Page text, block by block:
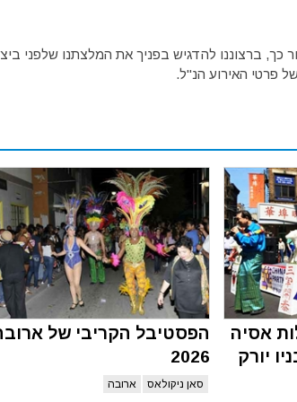
ברצוננו להדגיש בפניך את המלצתנו שלפני
פרטי האירוע הנ"ל.
אסיה
יורק
הפסטיבל הקריבי של
2026
סאן ניקולאס ארובה